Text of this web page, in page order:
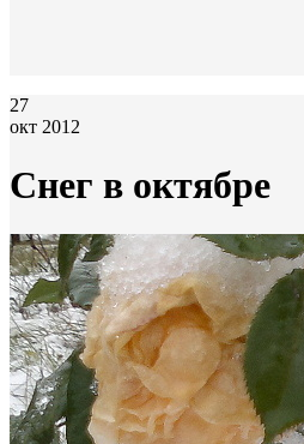
27
окт 2012
Снег в октябре